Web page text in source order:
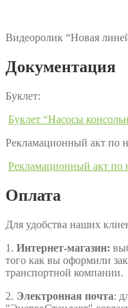
Видеоролик “Новая
Документация
Буклет:
Буклет “Насосы
Рекламационный акт по
Рекламационный акт по
Оплата
Для удобства наших
1. Интернет-магазин:
того как вы оформили
транспортной компании.
2. Электронная почта: